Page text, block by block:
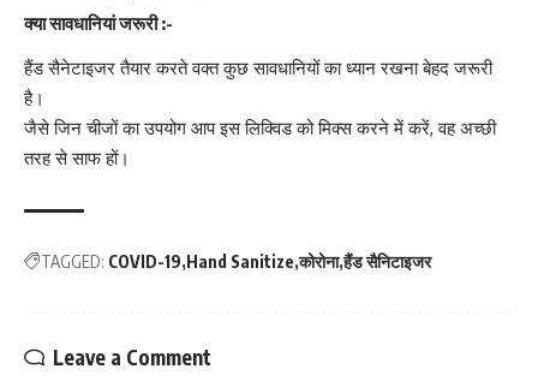
क्या सावधानियां जरूरी :-
हैंड सैनेटाइजर तैयार करते वक्त कुछ सावधानियों का ध्यान रखना बेहद जरूरी
है।
जैसे जिन चीजों का उपयोग आप इस लिक्विड को मिक्स करने में करें, वह अच्छी
तरह से साफ हों।
TAGGED: COVID-19 Hand Sanitize कोरोना हैंड सैनिटाइजर
Leave a Comment